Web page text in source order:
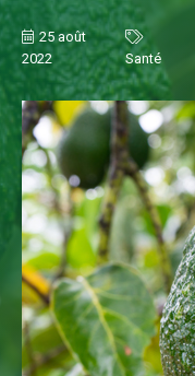
25 août
2022
Santé